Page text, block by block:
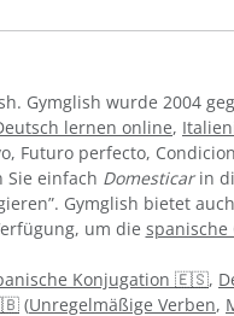
Gymglish wurde 2004
lernen online,
Futuro perfecto,
Sie einfach Domesticarin
Gymglish bietet
um die spanische
Konjugation 🇪🇸,
(Unregelmäßige Verben,